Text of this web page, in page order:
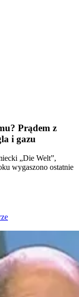
Prądem z
i gazu
„Die Welt”,
wygaszono ostatnie